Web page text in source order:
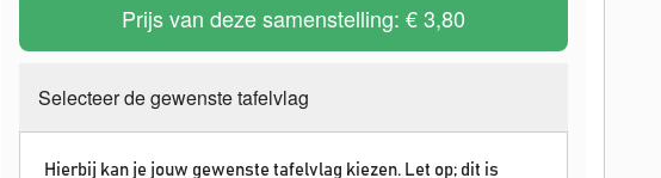
Prijs van deze samenstelling: € 3,80
Selecteer de gewenste tafelvlag
Hierbij kan je jouw gewenste tafelvlag kiezen. Let op; dit is